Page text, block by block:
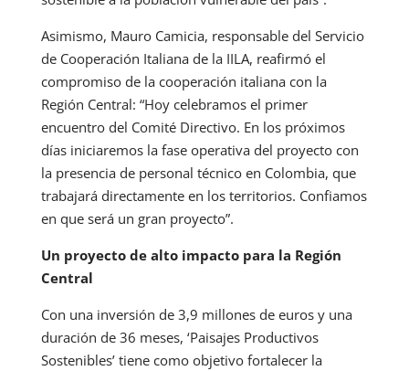
Asimismo, Mauro Camicia, responsable del Servicio
de Cooperación Italiana de la IILA, reafirmó el
compromiso de la cooperación italiana con la
Región Central: “Hoy celebramos el primer
encuentro del Comité Directivo. En los próximos
días iniciaremos la fase operativa del proyecto con
la presencia de personal técnico en Colombia, que
trabajará directamente en los territorios. Confiamos
en que será un gran proyecto”.
Un proyecto de alto impacto para la Región
Central
Con una inversión de 3,9 millones de euros y una
duración de 36 meses, ‘Paisajes Productivos
Sostenibles’ tiene como objetivo fortalecer la